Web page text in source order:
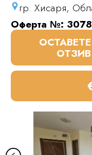
гр. Хисаря,
Оферта №:
ОТЗИВ